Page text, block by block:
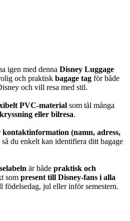
igen med denna Disney Luggage
och praktisk bagage tag för både
och vill resa med stil.
PVC-material som tål många
eller bilresa.
(namn, adress,
så du enkelt kan identifiera ditt bagage
är både praktisk och
som present till Disney-fans i alla
födelsedag, jul eller inför semestern.